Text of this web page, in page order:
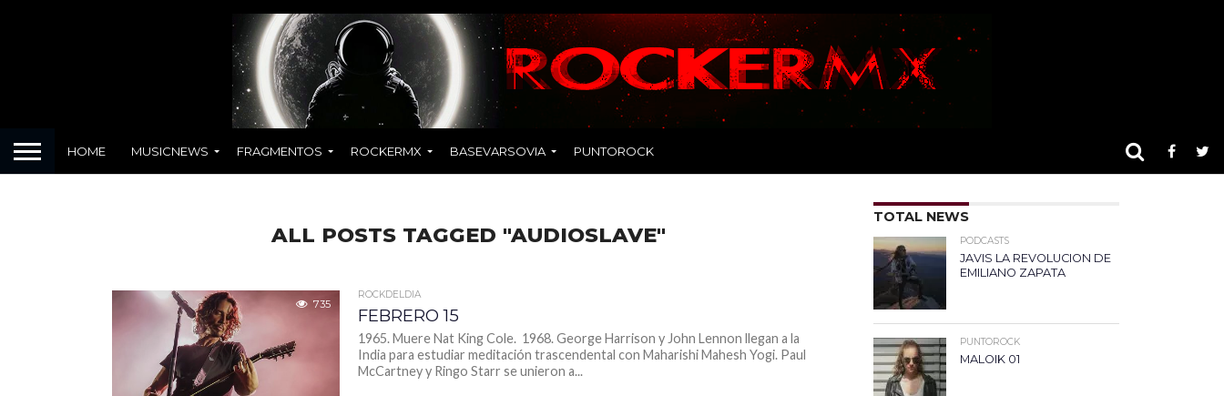
HOME MUSICNEWS FRAGMENTOS ROCKERMX BASEVARSOVIA PUNTOROCK
ALL POSTS TAGGED "AUDIOSLAVE"
735
ROCKDELDIA
FEBRERO 15
1965. Muere Nat King Cole. 1968. George Harrison y John Lennon llegan a la
India para estudiar meditación trascendental con Maharishi Mahesh Yogi. Paul
McCartney y Ringo Starr se unieron a...
TOTAL NEWS
PODCASTS
JAVIS LA REVOLUCION DE
EMILIANO ZAPATA
PUNTOROCK
MALOIK 01